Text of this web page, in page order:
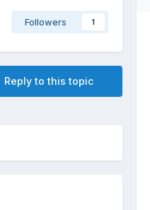
Followers 1
Reply to this topic